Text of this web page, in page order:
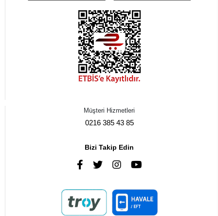
Müşteri Hizmetleri
0216 385 43 85
Bizi Takip Edin